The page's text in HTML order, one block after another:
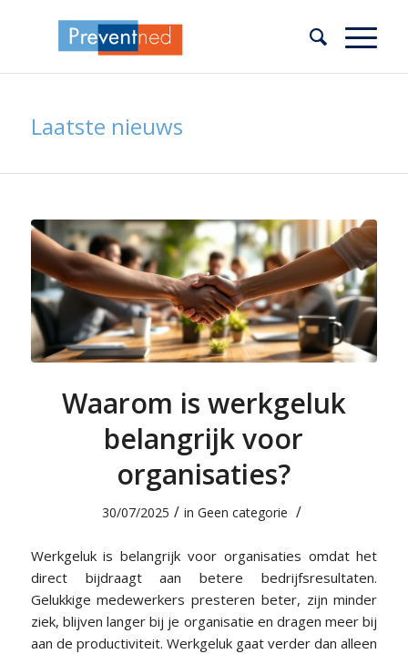
Laatste nieuws
Waarom is werkgeluk
belangrijk voor
organisaties?
30/07/2025 / in Geen categorie /
Werkgeluk is belangrijk voor organisaties omdat het
direct bijdraagt aan betere bedrijfsresultaten.
Gelukkige medewerkers presteren beter, zijn minder
ziek, blijven langer bij je organisatie en dragen meer bij
aan de productiviteit. Werkgeluk gaat verder dan alleen